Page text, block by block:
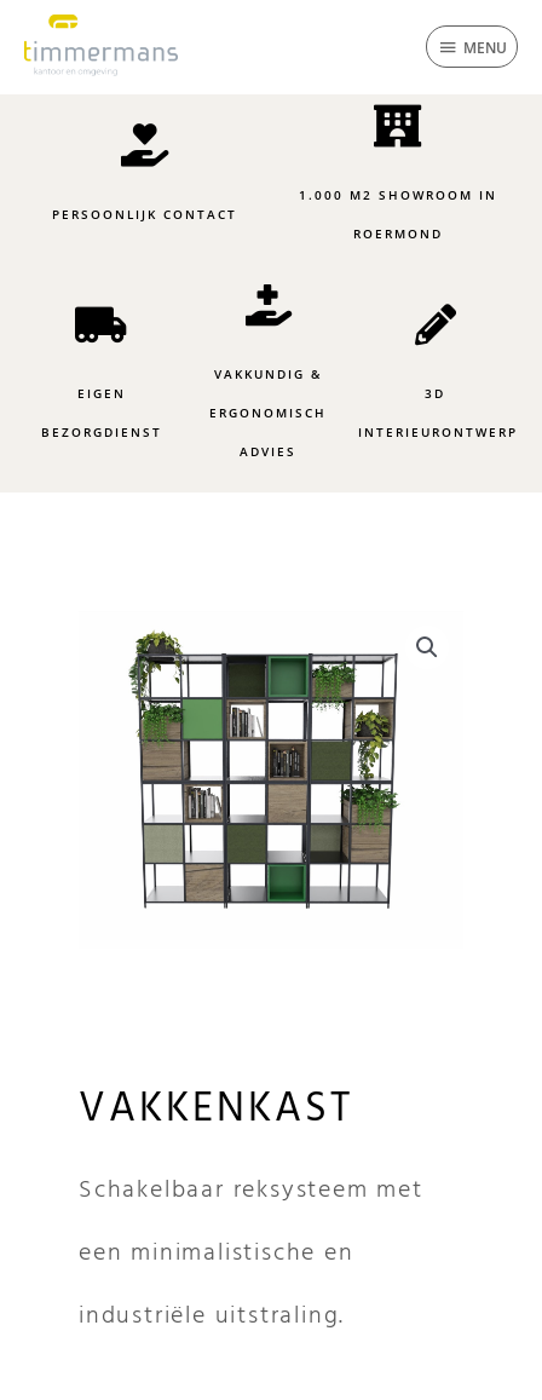
inhoud
MENU
PERSOONLIJK CONTACT
1.000 M2 SHOWROOM IN
ROERMOND
EIGEN
BEZORGDIENST
VAKKUNDIG &
ERGONOMISCH
ADVIES
3D
INTERIEURONTWERP
VAKKENKAST
Schakelbaar reksysteem met
een minimalistische en
industriële uitstraling.